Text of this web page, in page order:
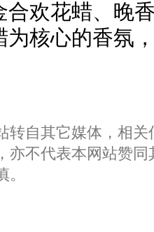
合欢花蜡、晚
为核心的香氛
转自其它媒体，相
亦不代表本网站赞